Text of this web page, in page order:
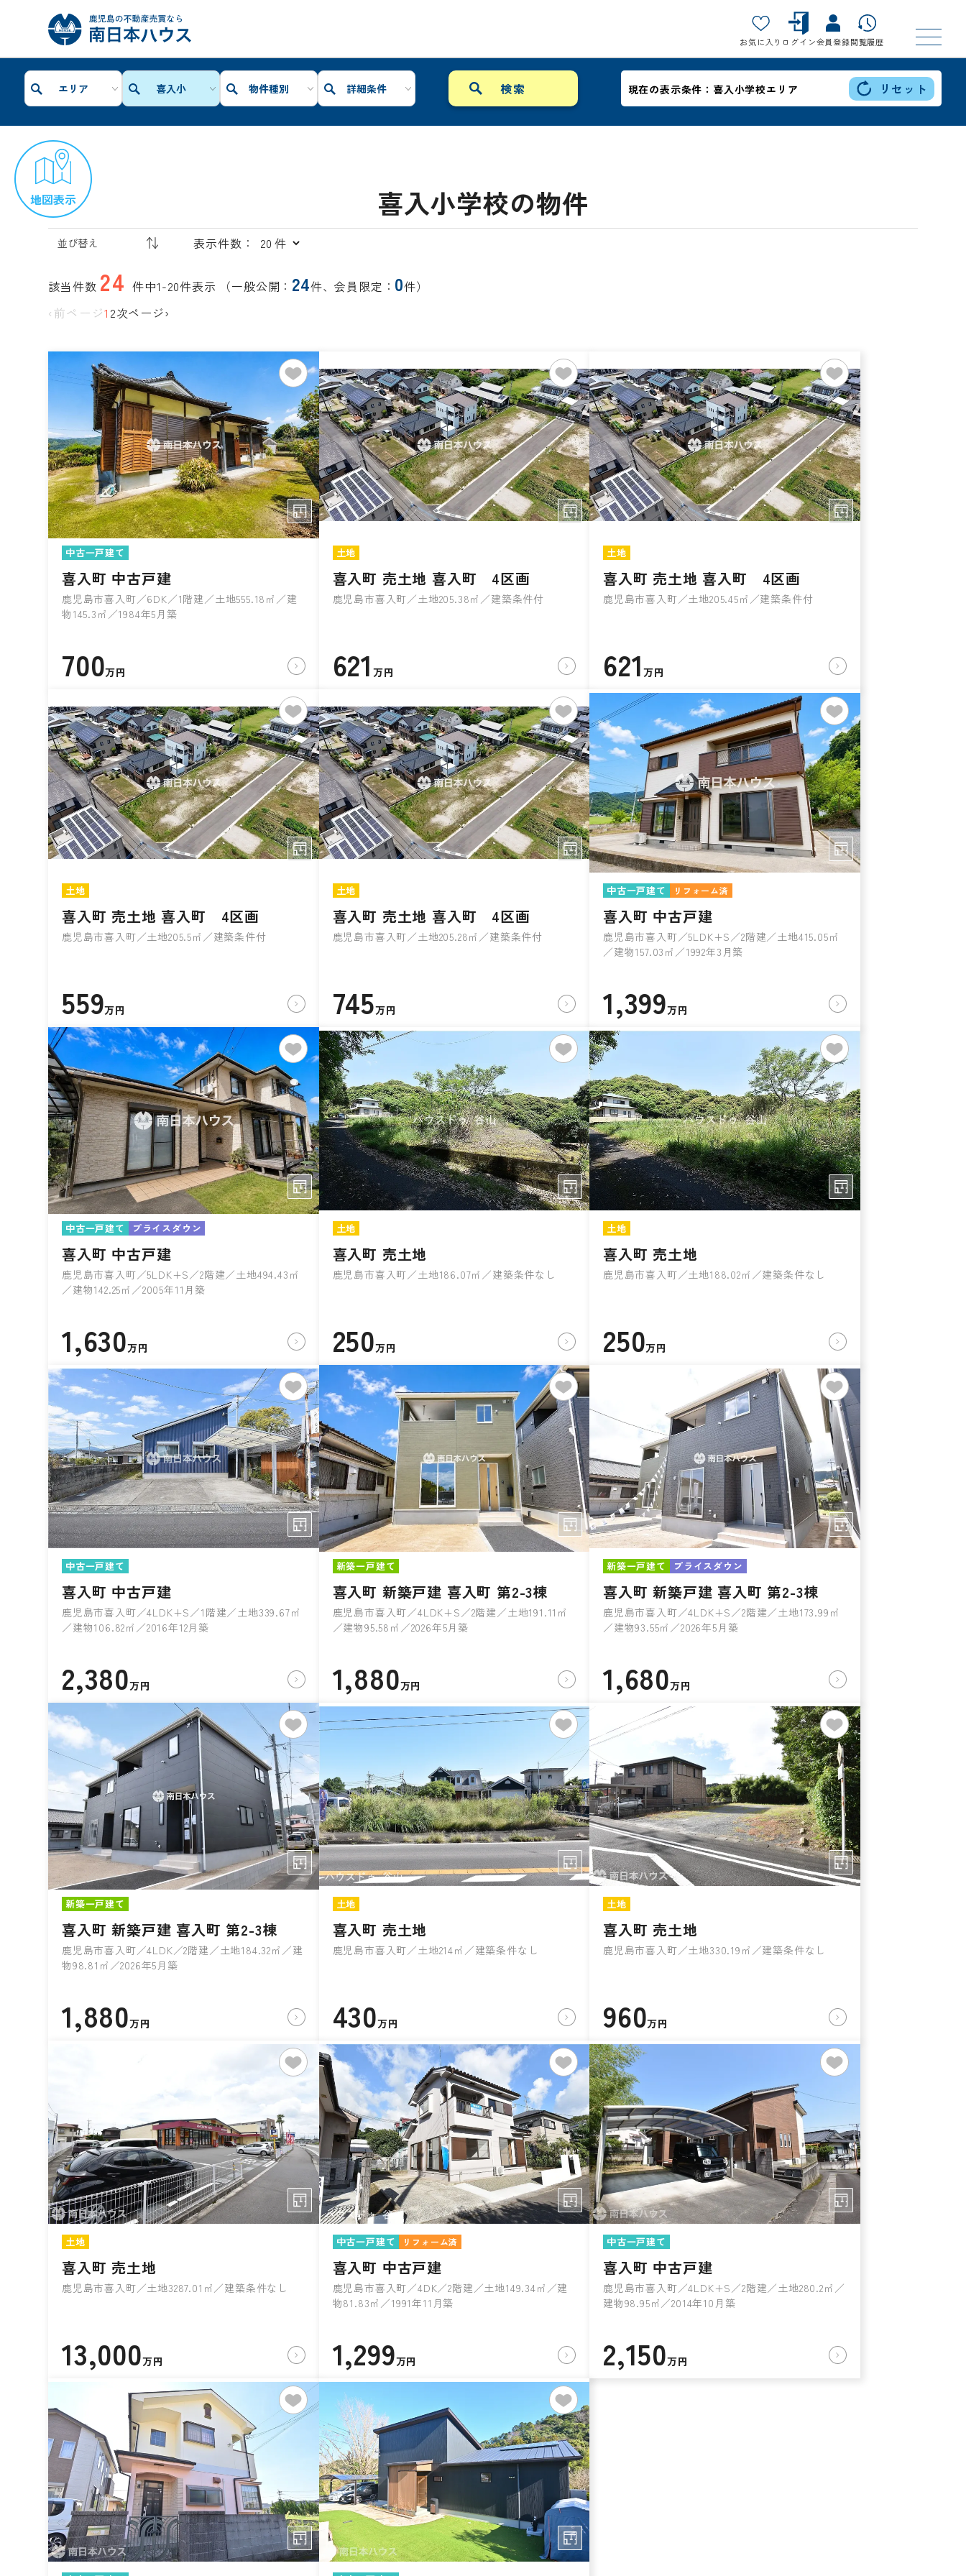
お気に入り ログイン会員登録閲覧履歴
エリア 喜入小 物件種別 詳細条件 現在の表示条件： 喜入小学校エリア リセット
地図表示 喜入小学校の物件
表示件数：
該当件数 24 件中1-20件表示 （一般公開： 24件、会員限定： 0件）
‹前ページ1 2次ページ›
中古一戸建て
喜入町 中古戸建
鹿児島市喜入町／6DK／1階建／土地555.18㎡／建
物145.3㎡／1984年5月築
700万円
土地
喜入町 売土地 喜入町 4区画
鹿児島市喜入町／土地205.38㎡／建築条件付
621 万円
土地
喜入町 売土地 喜入町 4区画
鹿児島市喜入町／土地205.45㎡／建築条件付
621万円
土地
喜入町 売土地 喜入町 4区画
鹿児島市喜入町／土地205.5㎡／建築条件付
559万円
土地
喜入町 売土地 喜入町 4区画
鹿児島市喜入町／土地205.28㎡／建築条件付
745万円
中古一戸建て リフォーム済
喜入町 中古戸建
鹿児島市喜入町／5LDK+S／2階建／土地415.05㎡
／建物157.03㎡／1992年3月築
1,399万円
中古一戸建て プライスダウン
喜入町 中古戸建
鹿児島市喜入町／5LDK+S／2階建／土地494.43㎡
／建物142.25㎡／2005年11月築
1,630万円
土地
喜入町 売土地
鹿児島市喜入町／土地186.07㎡／建築条件なし
250万円
土地
喜入町 売土地
鹿児島市喜入町／土地188.02㎡／建築条件なし
250万円
中古一戸建て
喜入町 中古戸建
鹿児島市喜入町／4LDK+S／1階建／土地339.67㎡
／建物106.82㎡／2016年12月築
2,380万円
新築一戸建て
喜入町 新築戸建 喜入町 第2-3棟
鹿児島市喜入町／4LDK+S／2階建／土地191.11㎡
／建物95.58㎡／2026年5月築
1,880万円
新築一戸建て プライスダウン
喜入町 新築戸建 喜入町 第2-3棟
鹿児島市喜入町／4LDK+S／2階建／土地173.99㎡
／建物93.55㎡／2026年5月築
1,680万円
新築一戸建て
喜入町 新築戸建 喜入町 第2-3棟
鹿児島市喜入町／4LDK／2階建／土地184.32㎡／建
物98.81㎡／2026年5月築
1,880万円
土地
喜入町 売土地
鹿児島市喜入町／土地214㎡／建築条件なし
430万円
土地
喜入町 売土地
鹿児島市喜入町／土地330.19㎡／建築条件なし
960万円
土地
喜入町 売土地
鹿児島市喜入町／土地3287.01㎡／建築条件なし
13,000万円
中古一戸建て リフォーム済
喜入町 中古戸建
鹿児島市喜入町／4DK／2階建／土地149.34㎡／建
物81.83㎡／1991年11月築
1,299万円
中古一戸建て
喜入町 中古戸建
鹿児島市喜入町／4LDK+S／2階建／土地280.2㎡／
建物98.95㎡／2014年10月築
2,150万円